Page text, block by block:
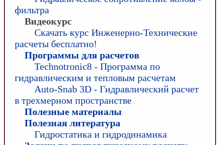
фильтра
Видеокурс
Скачать курс Инженерно-Технические
расчеты бесплатно!
Программы для расчетов
Technotronic8 - Программа по
гидравлическим и тепловым расчетам
Auto-Snab 3D - Гидравлический расчет
в трехмерном пространстве
Полезные материалы
Полезная литература
Гидростатика и гидродинамика